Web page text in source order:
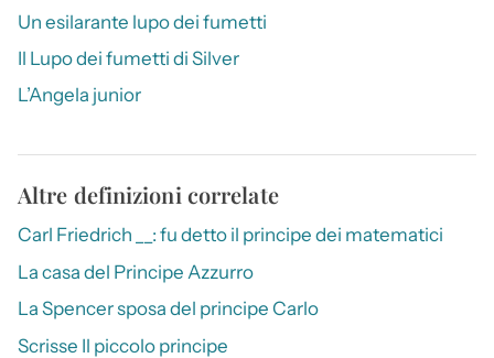
Un esilarante lupo dei fumetti
Il Lupo dei fumetti di Silver
L’Angela junior
Altre definizioni correlate
Carl Friedrich __: fu detto il principe dei matematici
La casa del Principe Azzurro
La Spencer sposa del principe Carlo
Scrisse Il piccolo principe